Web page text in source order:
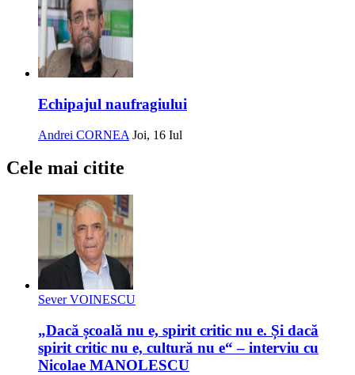
Echipajul naufragiului
Andrei CORNEA Joi, 16 Iul
Cele mai citite
Sever VOINESCU
„Dacă școală nu e, spirit critic nu e. Și dacă
spirit critic nu e, cultură nu e“ – interviu cu
Nicolae MANOLESCU